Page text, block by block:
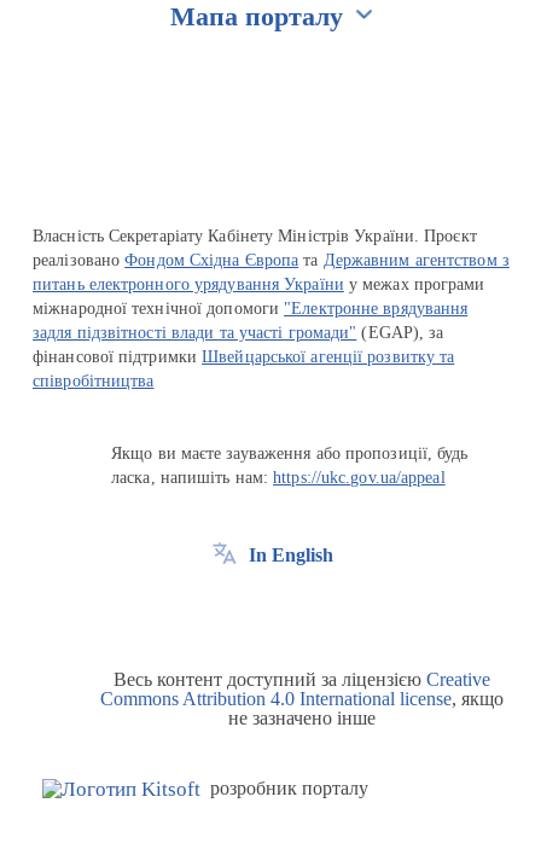
Мапа порталу
Власність Секретаріату Кабінету Міністрів України. Проєкт
реалізованоФондом Східна Європа та Державним агентством з
питань електронного урядування України у межах програми
міжнародної технічної допомоги "Електронне врядування
задля підзвітності влади та участі громади" (EGAP), за
фінансової підтримкиШвейцарської агенції розвитку та
співробітництва
Якщо ви маєте зауваження або пропозиції, будь
ласка, напишіть нам:https://ukc.gov.ua/appeal
In English
Весь контент доступний за ліцензією Creative
Commons Attribution 4.0 International license, якщо
не зазначено інше
розробник порталу